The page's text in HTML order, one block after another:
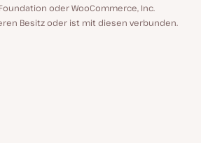
oder WooCommerce, Inc.
Besitz oder ist mit diesen verbunden.